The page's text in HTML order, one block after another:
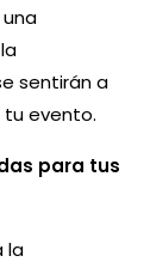
sentirán a
evento.
para tus
la